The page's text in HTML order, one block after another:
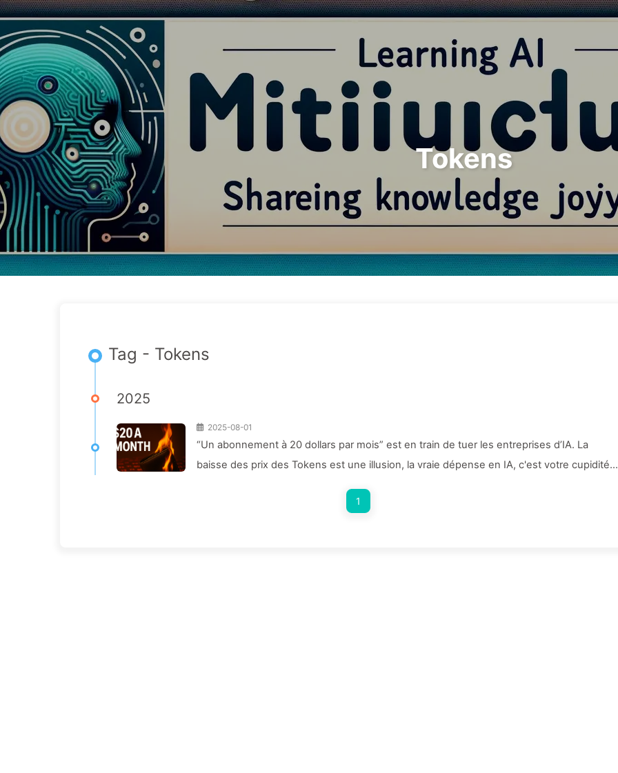
Le Chemin vers la Transformation par l'IA Rechercher Accueil Archives
Tokens
Tag - Tokens
2025
2025-08-01
“Un abonnement à 20 dollars par mois” est en train de tuer les entreprises d’IA. La
baisse des prix des Tokens est une illusion, la vraie dépense en IA, c'est votre cupidité -
1